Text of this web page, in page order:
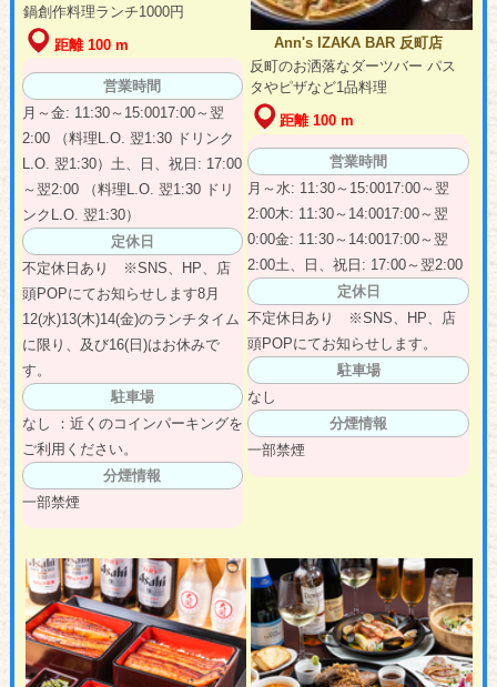
鍋創作料理ランチ1000円
距離 100 m
営業時間
月～金: 11:30～15:0017:00～翌
2:00 （料理L.O. 翌1:30 ドリンク
L.O. 翌1:30）土、日、祝日: 17:00
～翌2:00 （料理L.O. 翌1:30 ドリ
ンクL.O. 翌1:30）
定休日
不定休日あり ※SNS、HP、店
頭POPにてお知らせします8月
12(水)13(木)14(金)のランチタイム
に限り、及び16(日)はお休みで
す。
駐車場
なし ：近くのコインパーキングを
ご利用ください。
分煙情報
一部禁煙
Ann's IZAKA BAR 反町店
反町のお洒落なダーツバー パス
タやピザなど1品料理
距離 100 m
営業時間
月～水: 11:30～15:0017:00～翌
2:00木: 11:30～14:0017:00～翌
0:00金: 11:30～14:0017:00～翌
2:00土、日、祝日: 17:00～翌2:00
定休日
不定休日あり ※SNS、HP、店
頭POPにてお知らせします。
駐車場
なし
分煙情報
一部禁煙